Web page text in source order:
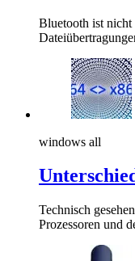
Bluetooth ist nicht
windows all
Technisch
Prozessoren und